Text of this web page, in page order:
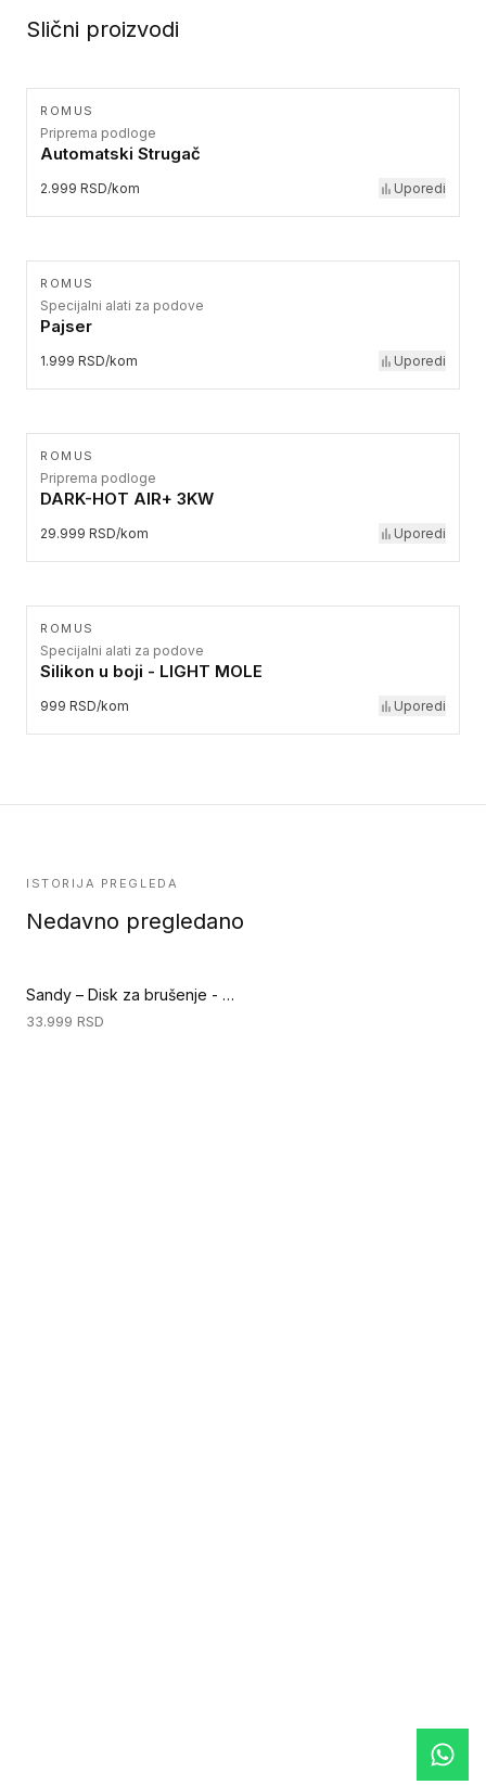
Slični proizvodi
ROMUS
Priprema podloge
Automatski Strugač
2.999 RSD/kom Uporedi
ROMUS
Specijalni alati za podove
Pajser
1.999 RSD/kom Uporedi
ROMUS
Priprema podloge
DARK-HOT AIR+ 3KW
29.999 RSD/kom Uporedi
ROMUS
Specijalni alati za podove
Silikon u boji - LIGHT MOLE
999 RSD/kom Uporedi
ISTORIJA PREGLEDA
Nedavno pregledano
Sandy – Disk za brušenje - Disk 420 mm (Priprema podloge)
33.999 RSD